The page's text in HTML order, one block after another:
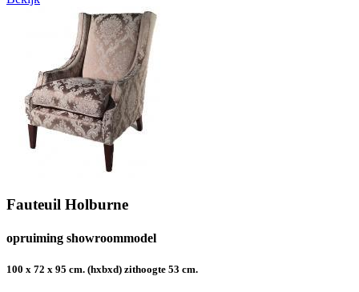
Fauteuil Holburne
opruiming showroommodel
100 x 72 x 95 cm. (hxbxd) zithoogte 53 cm.